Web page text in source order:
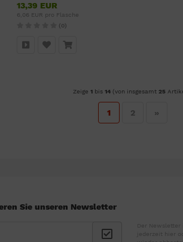
13,39 EUR
6,06 EUR pro Flasche
(0)
Zeige 1bis 14(von insgesamt 25
1 2 »
Sie unseren Newsletter
Der
jederzeit hier